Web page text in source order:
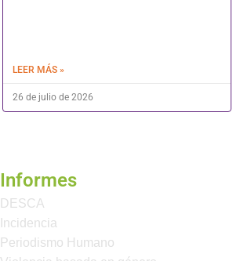
LEER MÁS »
26 de julio de 2026
Informes
DESCA
Incidencia
Periodismo Humano